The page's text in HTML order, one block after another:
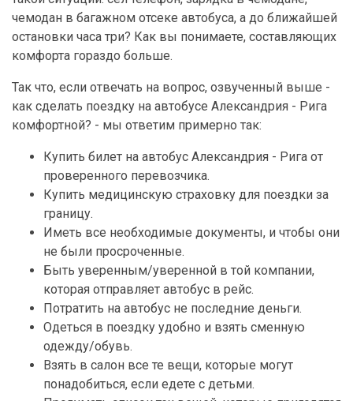
чемодан в багажном отсеке автобуса, а до ближайшей
остановки часа три? Как вы понимаете, составляющих
комфорта гораздо больше.
Так что, если отвечать на вопрос, озвученный выше -
как сделать поездку на автобусе Александрия - Рига
комфортной? - мы ответим примерно так:
Купить билет на автобус Александрия - Рига от
проверенного перевозчика.
Купить медицинскую страховку для поездки за
границу.
Иметь все необходимые документы, и чтобы они
не были просроченные.
Быть уверенным/уверенной в той компании,
которая отправляет автобус в рейс.
Потратить на автобус не последние деньги.
Одеться в поездку удобно и взять сменную
одежду/обувь.
Взять в салон все те вещи, которые могут
понадобиться, если едете с детьми.